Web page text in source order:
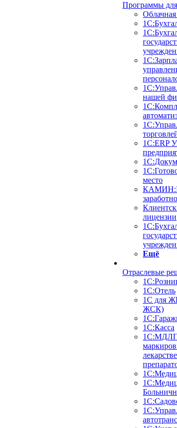
Программы для
нашей
1С:ERP
место
лицензии
Ещё
Отраслевые
1С:Отель
1С для
ЖСК)
1С:Касса